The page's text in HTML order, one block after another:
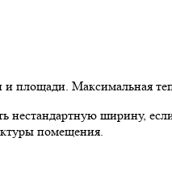
площади. Максимальная
ширину,
помещения.